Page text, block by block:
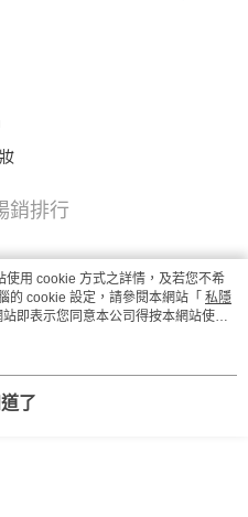
銷排行
用 cookie 方式之詳情，及若您不希
的 cookie 設定，請參閱本網站「 私隱
即表示您同意本公司得按本網站使用
了